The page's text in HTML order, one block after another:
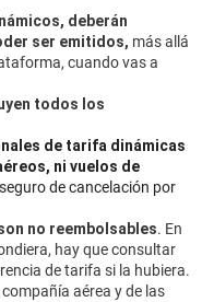
deberán
ser emitidos, más allá
cuando vas a
todos los
de tarifa dinámicas
ni vuelos de
de cancelación por
no reembolsables. En
hay que consultar
de tarifa si la hubiera.
aérea y de las